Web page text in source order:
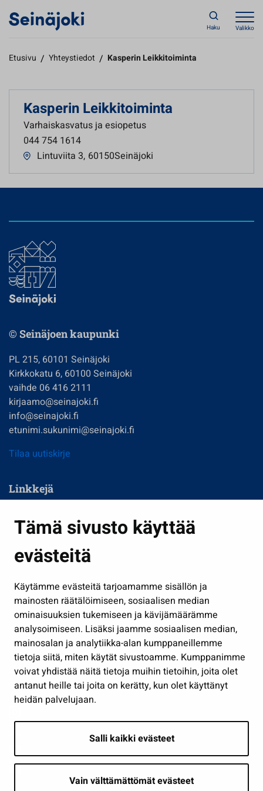
Tämä sivusto käyttää
evästeitä
Käytämme evästeitä tarjoamamme sisällön ja
mainosten räätälöimiseen, sosiaalisen median
ominaisuuksien tukemiseen ja kävijämäärämme
analysoimiseen. Lisäksi jaamme sosiaalisen median,
mainosalan ja analytiikka-alan kumppaneillemme
tietoja siitä, miten käytät sivustoamme. Kumppanimme
voivat yhdistää näitä tietoja muihin tietoihin, joita olet
antanut heille tai joita on kerätty, kun olet käyttänyt
heidän palvelujaan.
Salli kaikki evästeet
Vain välttämättömät evästeet
Haku Valikko
Etusivu / Yhteystiedot / Kasperin Leikkitoiminta
Kasperin Leikkitoiminta
Varhaiskasvatus ja esiopetus
044 754 1614
Lintuviita 3, 60150Seinäjoki
© Seinäjoen kaupunki
PL 215, 60101 Seinäjoki
Kirkkokatu 6, 60100 Seinäjoki
vaihde 06 416 2111
kirjaamo@seinajoki.fi
info@seinajoki.fi
etunimi.sukunimi@seinajoki.fi
Tilaa uutiskirje
Linkkejä
Kasvatus ja opetus
Kulttuuri ja liikunta
Työ ja yrittäminen
Osallistu ja asioi
Näytä omat evästeasetukseni
Seuraa meitä